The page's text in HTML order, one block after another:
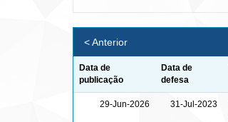
< Anterior
Data de
publicação
Data de
defesa
29-Jun-2026 31-Jul-2023